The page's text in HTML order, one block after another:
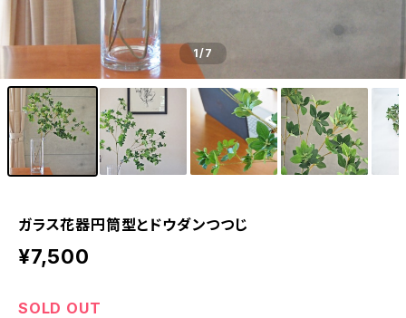
1/7
ガラス花器円筒型とドウダンつつじ
¥7,500
SOLD OUT